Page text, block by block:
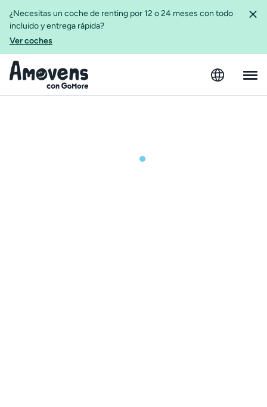
¿Necesitas un coche de renting por 12 o 24 meses con todo
incluido y entrega rápida?
Ver coches